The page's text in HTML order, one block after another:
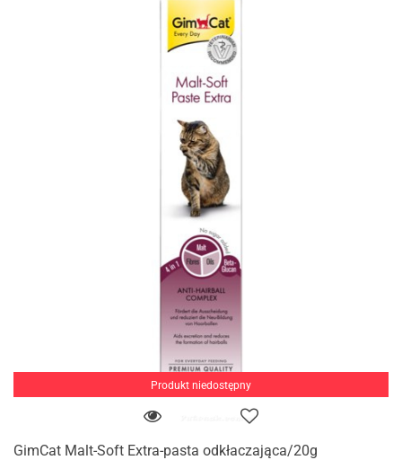
Produkt niedostępny
GimCat Malt-Soft Extra-pasta odkłaczająca/20g